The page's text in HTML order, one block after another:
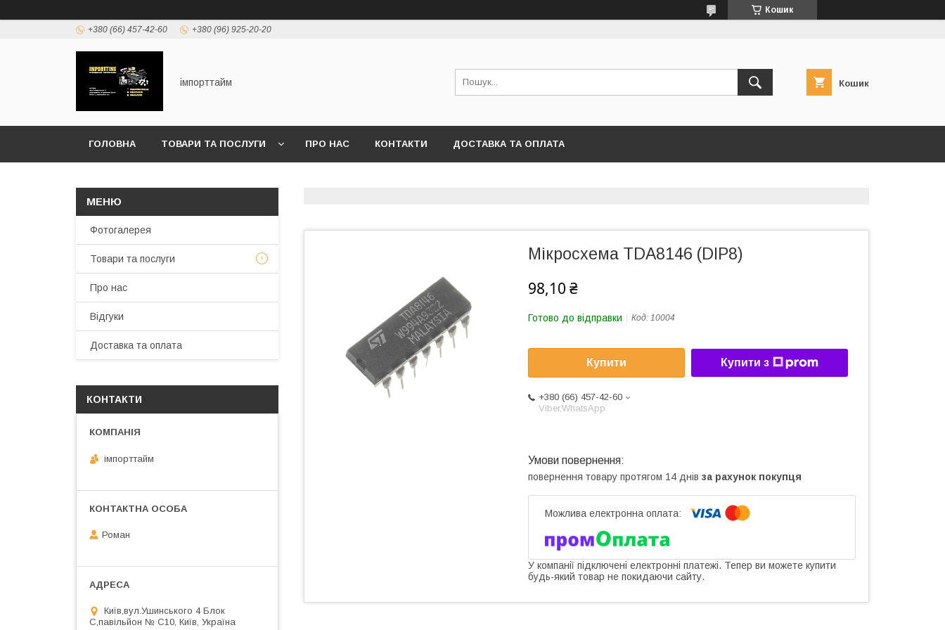
Кошик
+380 (66) 457-42-60 +380 (96) 925-20-20
імпорттайм Кошик
ГОЛОВНА ТОВАРИ ТА ПОСЛУГИ ПРО НАС КОНТАКТИ ДОСТАВКА ТА ОПЛАТА
Мікросхема TDA8146 (DIP8)
98,10 ₴
Готово до відправки Код: 10004
Купити Купити з
+380 (66) 457-42-60
Viber,WhatsApp
повернення товару протягом 14 днів за рахунок покупця
У компанії підключені електронні платежі. Тепер ви можете купити
будь-який товар не покидаючи сайту.
Фотогалерея
Товари та послуги
Про нас
Відгуки
Доставка та оплата
КОНТАКТИ
імпорттайм
Роман
Київ,вул.Ушинського 4 Блок
С,павільйон № С10, Київ, Україна